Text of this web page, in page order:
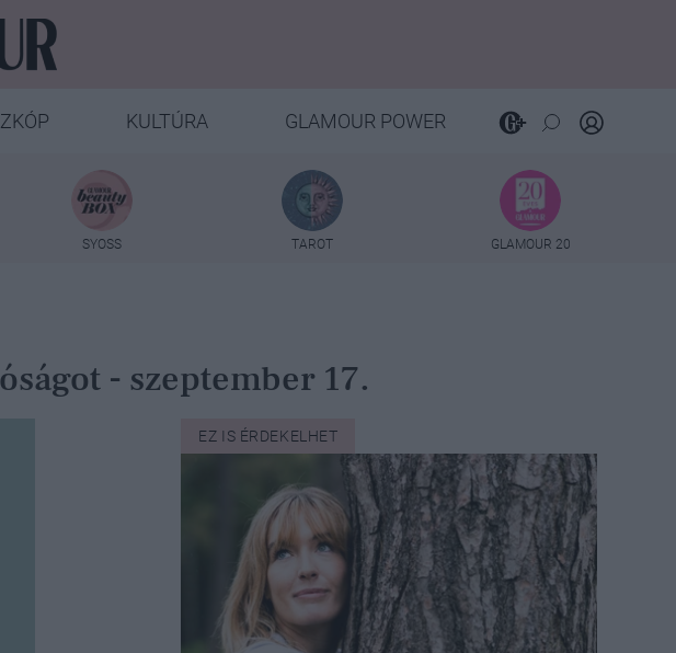
KULTÚRA GLAMOUR POWER
SYOSS TAROT GLAMOUR 20
- szeptember 17.
EZ IS ÉRDEKELHET